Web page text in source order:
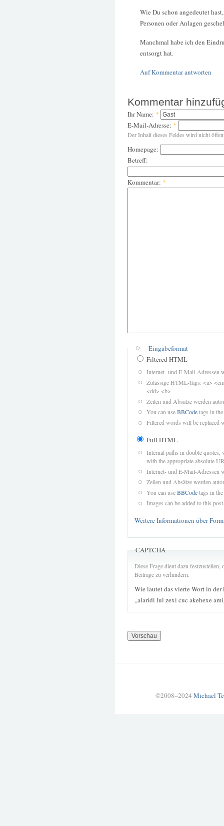
Wie Du schon angedeutet
Personen oder Anlagen
Manchmal habe ich den
entsorgt hat.
Auf Kommentar antworten
Kommentar
Ihr Name: *
E-Mail-Adresse: *
Der Inhalt dieses Feldes wird nicht
Homepage:
Betreff:
Kommentar: *
Eingabeformat
Filtered HTML
Internet- und E-Mail-Adressen
Zulässige HTML-Tags: <a>
<dd> <b>
Zeilen und Absätze werden
You can useBBCodetags in
Filtered words will be replaced
Full HTML
Internal paths in double quotes,
with the appropriate absolute
Internet- und E-Mail-Adressen
Zeilen und Absätze werden
You can useBBCodetags in
Images can be added to this post.
Weitere Informationen über
CAPTCHA
Diese Frage dient dazu
Beiträge zu verhindern.
Wie lautet das vierte Wort in der
„alaridi lul zexi cuc akehexe
©2008–2024 Michael